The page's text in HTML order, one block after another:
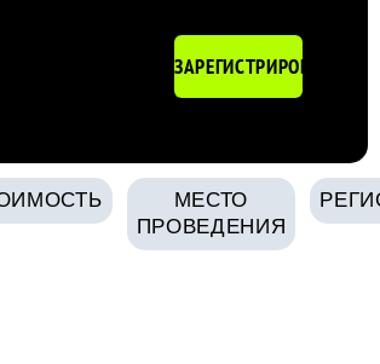
ЗАРЕГИСТРИРОВАТЬСЯ
МЕСТО
ПРОВЕДЕНИЯ